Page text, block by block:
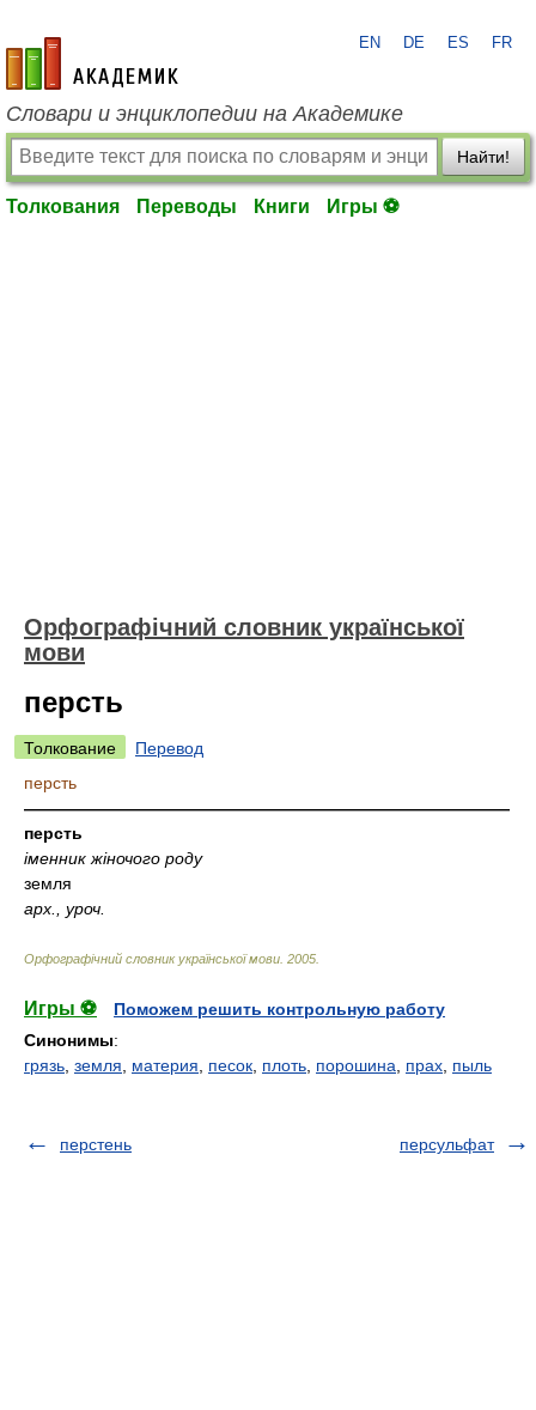
academic.ru
EN DE ES FR
Словари и энциклопедии на Академике
Найти!
Толкования Переводы Книги Игры ⚽
Орфографічний словник української
мови
персть
Толкование
Перевод
персть
—————————————————————————————
персть
іменник жіночого роду
земля
арх., уроч.
Орфографічний словник української мови 2005
Игры ⚽
Поможем решить контрольную работу
Синонимы:
грязь земля материя песок плоть порошина прах пыль
перстень персульфат